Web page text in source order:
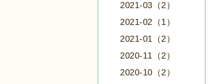
2021-03（2）
2021-02（1）
2021-01（2）
2020-11（2）
2020-10（2）